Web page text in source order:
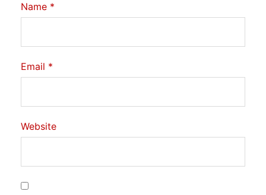
Name *
Email *
Website